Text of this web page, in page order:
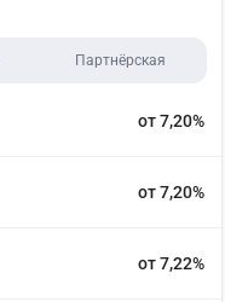
Партнёрская
от 7,20%
от 7,20%
от 7,22%